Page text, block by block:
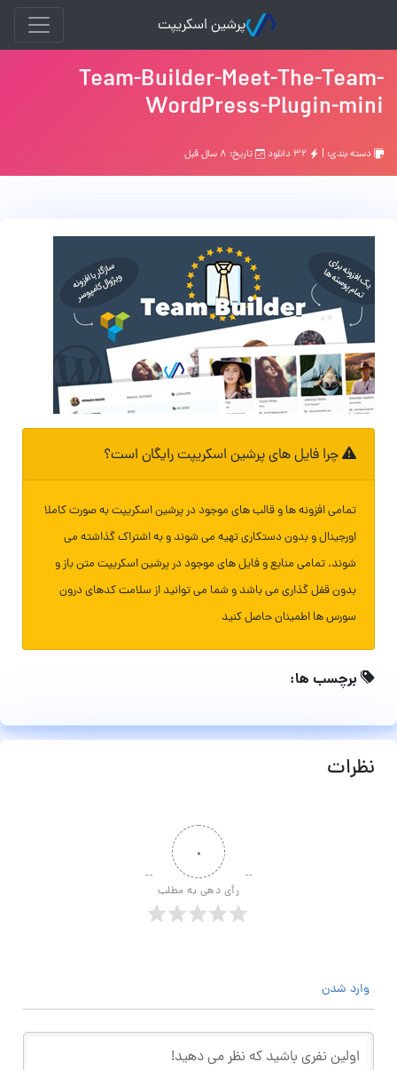
پرشین اسکریپت
Team-Builder-Meet-The-Team-
WordPress-Plugin-mini
دسته بندی: | تاریخ: ۸ سال قبل
چرا فایل های پرشین اسکریپت رایگان است؟
تمامی افزونه ها و قالب های موجود در پرشین اسکریپت به صورت کاملا
اورجینال و بدون دستکاری تهیه می شوند و به اشتراک گذاشته می
شوند. تمامی منابع و فایل های موجود در پرشین اسکریپت متن باز و
بدون قفل گذاری می باشد و شما می توانید از سلامت کدهای درون
سورس ها اطمینان حاصل کنید
برچسب ها:
نظرات
۰
رأی دهی به مطلب
وارد شدن